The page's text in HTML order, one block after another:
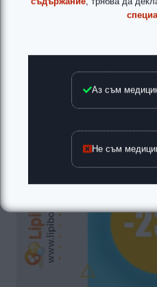
Аз съм
Не съм